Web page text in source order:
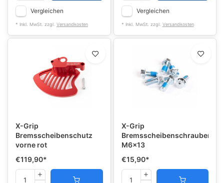
Vergleichen
* Inkl. MwSt. zzgl. Versandkosten
Vergleichen
* Inkl. MwSt. zzgl. Versandkosten
X-Grip
Bremsscheibenschutz
vorne rot
€119,90*
X-Grip
Bremsscheibenschrauben
M6x13
€15,90*